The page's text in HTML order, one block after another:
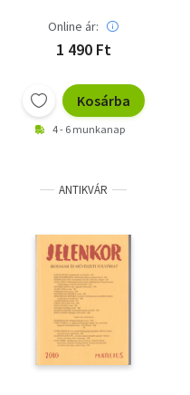
Online ár:
1 490 Ft
Kosárba
4 - 6 munkanap
ANTIKVÁR